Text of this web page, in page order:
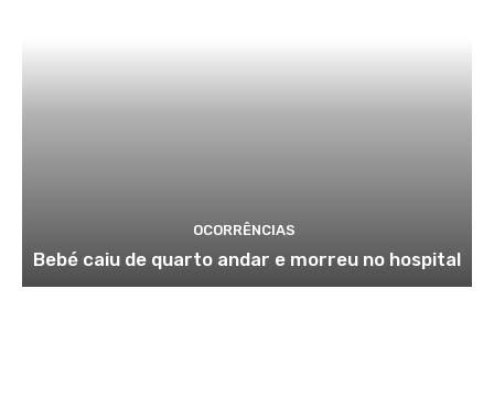
OCORRÊNCIAS
Bebé caiu de quarto andar e morreu no hospital